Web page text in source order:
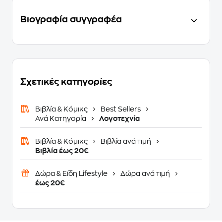
Βιογραφία συγγραφέα
Σχετικές κατηγορίες
Βιβλία & Κόμικς
Best Sellers
Ανά Κατηγορία
Λογοτεχνία
Βιβλία & Κόμικς
Βιβλία ανά τιμή
Βιβλία έως 20€
Δώρα & Είδη Lifestyle
Δώρα ανά τιμή
έως 20€